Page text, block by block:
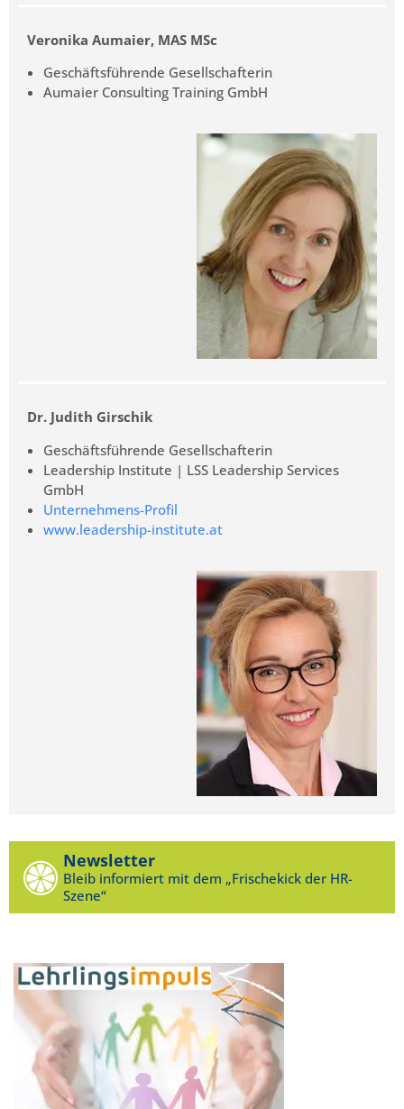
Veronika Aumaier, MAS MSc
Geschäftsführende Gesellschafterin
Aumaier Consulting Training GmbH
Dr. Judith Girschik
Geschäftsführende Gesellschafterin
Leadership Institute | LSS Leadership Services
GmbH
Unternehmens-Profil
www.leadership-institute.at
Newsletter
Bleib informiert mit dem „Frischekick der HR-
Szene“